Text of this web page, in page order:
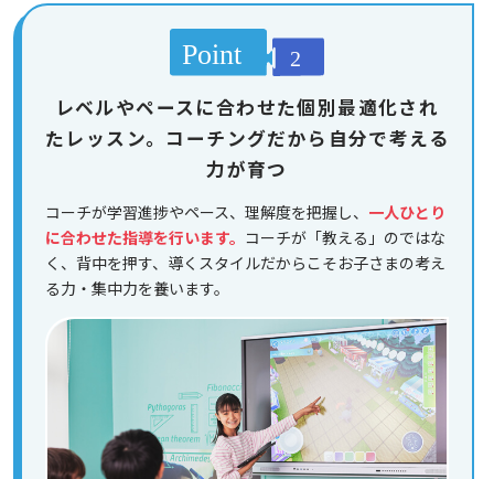
レベルやペースに合わせた個別最適化され
たレッスン。コーチングだから自分で考える
力が育つ
コーチが学習進捗やペース、理解度を把握し、 一人ひとり
に合わせた指導を行います。 コーチが「教える」のではな
く、背中を押す、導くスタイルだからこそお子さまの考え
る力・集中力を養います。